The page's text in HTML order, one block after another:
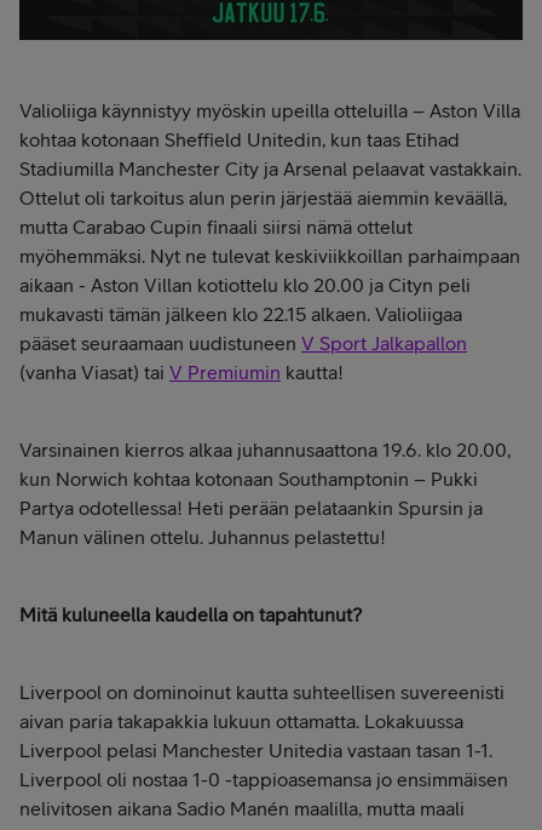
Valioliiga käynnistyy myöskin upeilla otteluilla – Aston Villa
kohtaa kotonaan Sheffield Unitedin, kun taas Etihad
Stadiumilla Manchester City ja Arsenal pelaavat vastakkain.
Ottelut oli tarkoitus alun perin järjestää aiemmin keväällä,
mutta Carabao Cupin finaali siirsi nämä ottelut
myöhemmäksi. Nyt ne tulevat keskiviikkoillan parhaimpaan
aikaan - Aston Villan kotiottelu klo 20.00 ja Cityn peli
mukavasti tämän jälkeen klo 22.15 alkaen. Valioliigaa
pääset seuraamaan uudistuneen V Sport Jalkapallon
(vanha Viasat) tai V Premiumin kautta!
Varsinainen kierros alkaa juhannusaattona 19.6. klo 20.00,
kun Norwich kohtaa kotonaan Southamptonin – Pukki
Partya odotellessa! Heti perään pelataankin Spursin ja
Manun välinen ottelu. Juhannus pelastettu!
Mitä kuluneella kaudella on tapahtunut?
Liverpool on dominoinut kautta suhteellisen suvereenisti
aivan paria takapakkia lukuun ottamatta. Lokakuussa
Liverpool pelasi Manchester Unitedia vastaan tasan 1-1.
Liverpool oli nostaa 1-0 -tappioasemansa jo ensimmäisen
nelivitosen aikana Sadio Manén maalilla, mutta maali